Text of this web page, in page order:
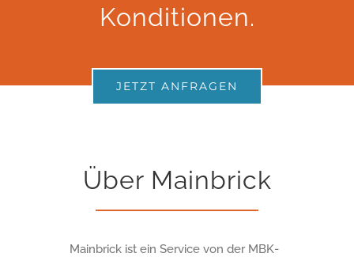
Konditionen.
JETZT ANFRAGEN
Über Mainbrick
Mainbrick ist ein Service von der MBK-